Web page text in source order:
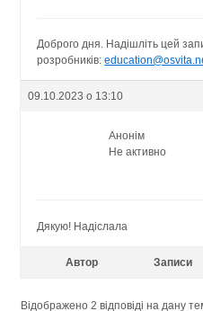
Доброго дня. Надішліть цей
розробників:
09.10.2023 о 13:10
Анонім
Не активно
Дякую! Надіслала
Автор Записи
Відображено 2 відповіді на дану